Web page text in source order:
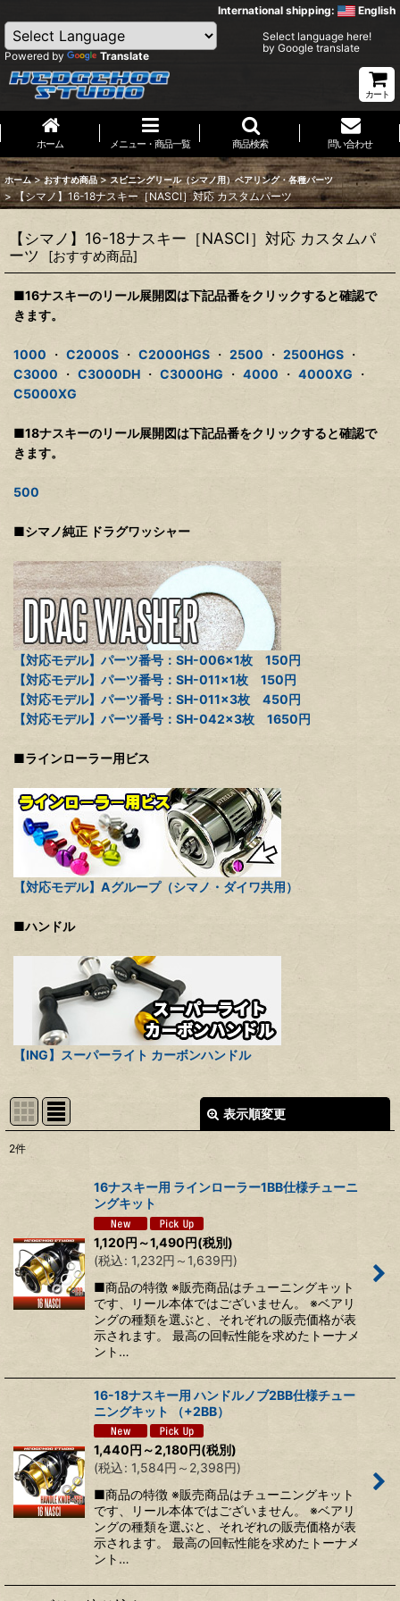
International shipping: English
Powered by Translate
Select language here!
by Google translate
カート
ホーム メニュー・商品一覧 商品検索 問い合わせ
ホーム > おすすめ商品 > スピニングリール（シマノ用）ベアリング・各種パーツ
> 【シマノ】16-18ナスキー［NASCI］対応 カスタムパーツ
【シマノ】16-18ナスキー［NASCI］対応 カスタムパ
ーツ
[おすすめ商品]
■16ナスキーのリール展開図は下記品番をクリックすると確認で
きます。
1000 ・ C2000S・ C2000HGS・ 2500 ・ 2500HGS ・
C3000 ・ C3000DH ・ C3000HG ・ 4000 ・ 4000XG ・
C5000XG
■18ナスキーのリール展開図は下記品番をクリックすると確認で
きます。
500
■シマノ純正 ドラグワッシャー
【対応モデル】パーツ番号：SH-006×1枚 150円
【対応モデル】パーツ番号：SH-011×1枚 150円
【対応モデル】パーツ番号：SH-011×3枚 450円
【対応モデル】パーツ番号：SH-042×3枚 1650円
■ラインローラー用ビス
【対応モデル】Aグループ（シマノ・ダイワ共用）
■ハンドル
【ING】スーパーライト カーボンハンドル
表示順変更
絞り込む
2件
16ナスキー用 ラインローラー1BB仕様チューニ
ングキット
1,120円 ～1,490円(税別)
(税込: 1,232円 ～1,639円)
■商品の特徴 ※販売商品はチューニングキット
です、リール本体ではございません。 ※ベアリ
ングの種類を選ぶと、それぞれの販売価格が表
示されます。 最高の回転性能を求めたトーナメ
ント…
16-18ナスキー用 ハンドルノブ2BB仕様チュー
ニングキット （+2BB）
1,440円 ～2,180円(税別)
(税込: 1,584円 ～2,398円)
■商品の特徴 ※販売商品はチューニングキット
です、リール本体ではございません。 ※ベアリ
ングの種類を選ぶと、それぞれの販売価格が表
示されます。 最高の回転性能を求めたトーナメ
ント…